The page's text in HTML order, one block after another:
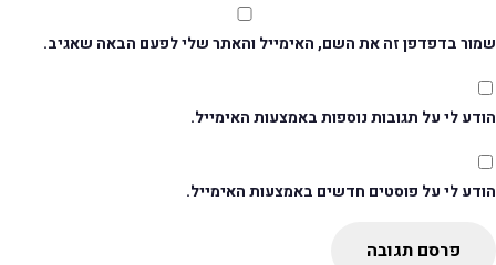
בדפדפן זה את השם, האימייל והאתר שלי לפעם הבאה שאגיב.
לי על תגובות נוספות באמצעות האימייל.
לי על פוסטים חדשים באמצעות האימייל.
פרסם תגובה